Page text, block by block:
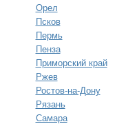
Орел
Псков
Пермь
Пенза
Приморский край
Ржев
Ростов-на-Дону
Рязань
Самара